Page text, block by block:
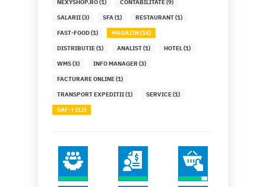
NEXYSHOP.RO (1)
CONTABILITATE (9)
SALARII (3)
SFA (1)
RESTAURANT (1)
FAST-FOOD (1)
MAGAZIN (14)
DISTRIBUTIE (1)
ANALIST (1)
HOTEL (1)
WMS (3)
INFO MANAGER (3)
FACTURARE ONLINE (1)
TRANSPORT EXPEDITII (1)
SERVICE (1)
SAF-T (12)